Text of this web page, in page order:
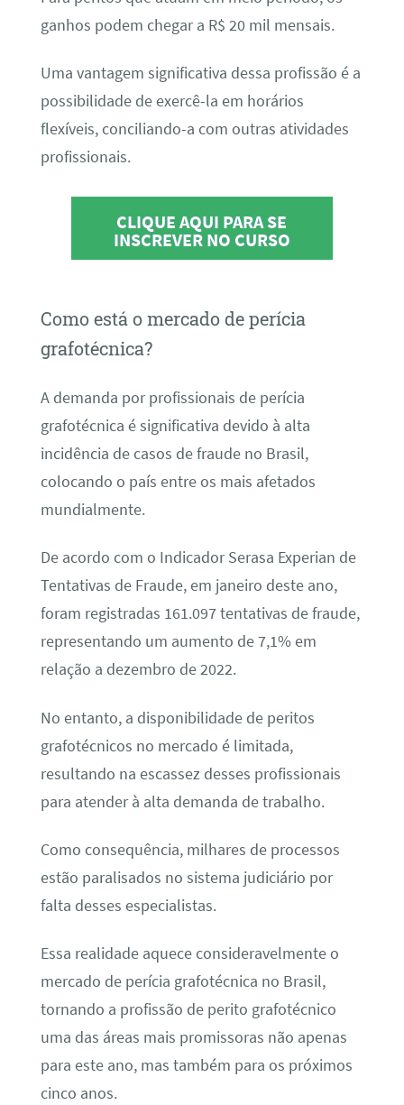
ganhos podem chegar a R$ 20 mil mensais.
Uma vantagem significativa dessa profissão é a
possibilidade de exercê-la em horários
flexíveis, conciliando-a com outras atividades
profissionais.
CLIQUE AQUI PARA SE
INSCREVER NO CURSO
Como está o mercado de perícia
grafotécnica?
A demanda por profissionais de perícia
grafotécnica é significativa devido à alta
incidência de casos de fraude no Brasil,
colocando o país entre os mais afetados
mundialmente.
De acordo com o Indicador Serasa Experian de
Tentativas de Fraude, em janeiro deste ano,
foram registradas 161.097 tentativas de fraude,
representando um aumento de 7,1% em
relação a dezembro de 2022.
No entanto, a disponibilidade de peritos
grafotécnicos no mercado é limitada,
resultando na escassez desses profissionais
para atender à alta demanda de trabalho.
Como consequência, milhares de processos
estão paralisados no sistema judiciário por
falta desses especialistas.
Essa realidade aquece consideravelmente o
mercado de perícia grafotécnica no Brasil,
tornando a profissão de perito grafotécnico
uma das áreas mais promissoras não apenas
para este ano, mas também para os próximos
cinco anos.